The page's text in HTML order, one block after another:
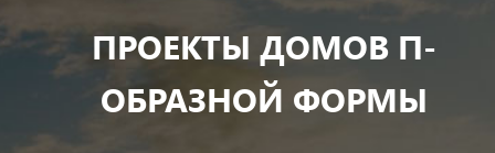
ПРОЕКТЫ ДОМОВ П-
ОБРАЗНОЙ ФОРМЫ